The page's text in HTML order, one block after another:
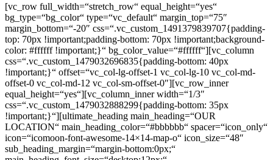
[vc_row full_width=“stretch_row“ equal_height=“yes“
bg_type=“bg_color“ type=“vc_default“ margin_top=“75″
margin_bottom=“-20″ css=“.vc_custom_1491379839707{padding-
top: 70px !important;padding-bottom: 70px !important;background-
color: #ffffff !important;}“ bg_color_value=“#ffffff“][vc_column
css=“.vc_custom_1479032696835{padding-bottom: 40px
!important;}“ offset=“vc_col-lg-offset-1 vc_col-lg-10 vc_col-md-
offset-0 vc_col-md-12 vc_col-sm-offset-0″][vc_row_inner
equal_height=“yes“][vc_column_inner width=“1/3″
css=“.vc_custom_1479032888299{padding-bottom: 35px
!important;}“][ultimate_heading main_heading=“OUR
LOCATION“ main_heading_color=“#bbbbbb“ spacer=“icon_only“
icon=“icomoon-font-awesome-14×14-map-o“ icon_size=“48″
sub_heading_margin=“margin-bottom:0px;“